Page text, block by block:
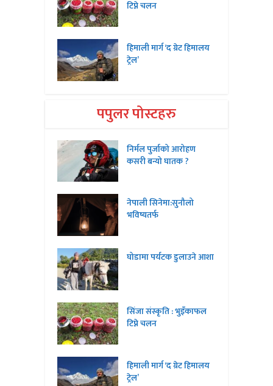
टिप्ने चलन
हिमाली मार्ग ‘द ग्रेट हिमालय
ट्रेल’
पपुलर पोस्टहरु
निर्मल पुर्जाको आरोहण
कसरी बन्यो घातक ?
नेपाली सिनेमा:सुनौलो
भविष्यतर्फ
घोडामा पर्यटक डुलाउने आशा
सिंजा संस्कृति : भुइँकाफल
टिप्ने चलन
हिमाली मार्ग ‘द ग्रेट हिमालय
ट्रेल’